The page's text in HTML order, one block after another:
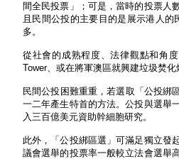
間全民投票」；可是，當時的投票人
且民間公投的主要目的是展示港人
多。
從社會的成熟程度、法律觀點和角
Tower、或在將軍澳區就興建垃圾焚
民間公投困難重重，若選取「公投綁
一二年產生特首的方法。公投與選舉
入三百億美元資助幹細胞研究。
此外，「公投綁區選」可滿足獨立發
議會選舉的投票率一般較立法會選舉